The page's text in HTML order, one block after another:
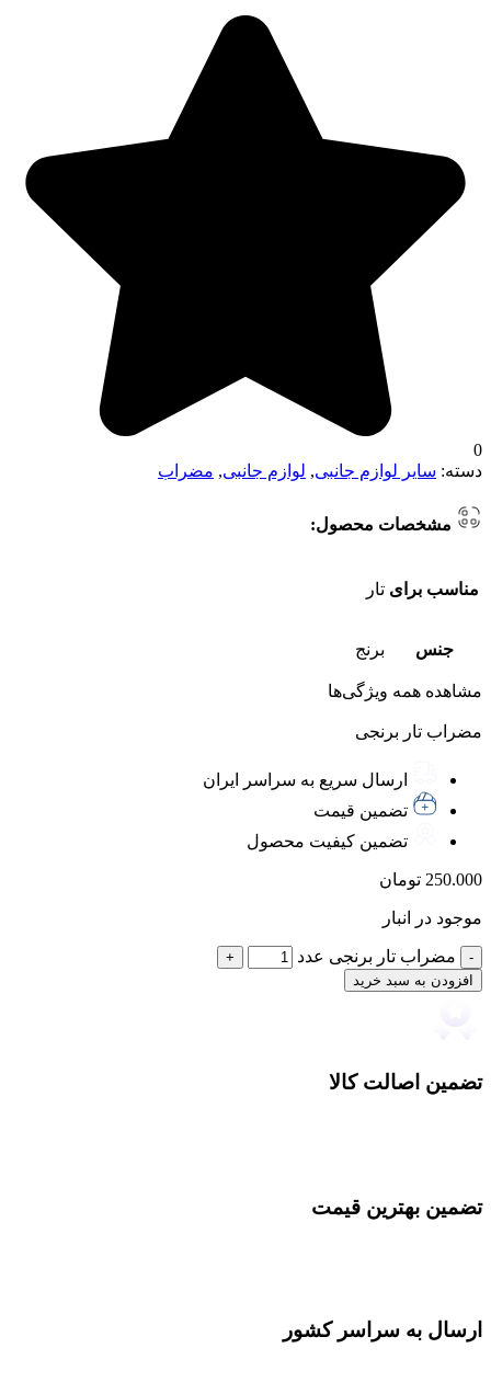
0
دسته: سایر لوازم جانبی, لوازم جانبی, مضراب
مشخصات محصول:
مناسب برای تار
جنس برنج
مشاهده همه ویژگی‌ها
مضراب تار برنجی
ارسال سریع به سراسر ایران
تضمین قیمت
تضمین کیفیت محصول
250.000 تومان
موجود در انبار
مضراب تار برنجی عدد
افزودن به سبد خرید
تضمین اصالت کالا
تضمین بهترین قیمت
ارسال به سراسر کشور